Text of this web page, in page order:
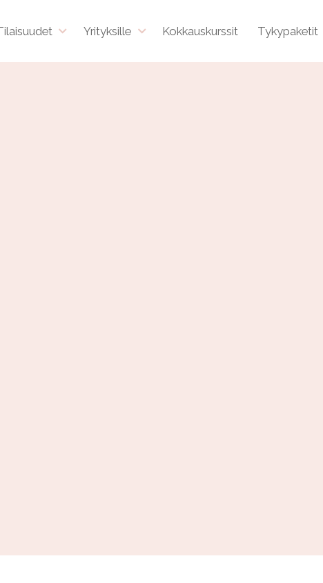
Yrityksille Kokkauskurssit Tykypaketit